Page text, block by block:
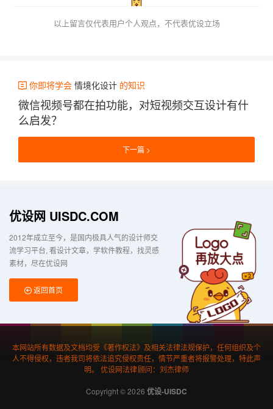
以上留言仅代表用户个人观点，不代表优设立场
你即将学会 情境化设计 的知识
微信视频号都在拍功能，对短视频交互设计有什
么启发？
下一篇
优设网 UISDC.COM
2012年成立至今，是国内极具人气的设计师交
流学习平台 看设计文章，学软件教程，找灵感
素材，尽在优设网
返回首页
本网站所有数据及文档均受《著作权法》及相关法律法规保护，任何组织及个
人不得侵权，违者我司将依法追究侵权责任，情节严重者将报警处理，特此声
明。 优设网法律顾问：刘杰律师
Copyright © 2026 优设-UISDC